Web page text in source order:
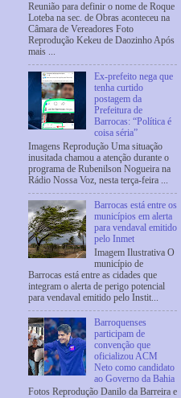
Reunião para definir o nome de Roque
Loteba na sec. de Obras aconteceu na
Câmara de Vereadores Foto
Reprodução Kekeu de Daozinho Após
mais ...
Ex-prefeito nega que
tenha curtido
postagem da
Prefeitura de
Barrocas: “Política é
coisa séria”
Imagens Reprodução Uma situação
inusitada chamou a atenção durante o
programa de Rubenilson Nogueira na
Rádio Nossa Voz, nesta terça-feira ...
Barrocas está entre os
municípios em alerta
para vendaval emitido
pelo Inmet
Imagem Ilustrativa O
município de
Barrocas está entre as cidades que
integram o alerta de perigo potencial
para vendaval emitido pelo Instit...
Barroquenses
participam de
convenção que
oficializou ACM
Neto como candidato
ao Governo da Bahia
Fotos Reprodução Danilo da Barreira e